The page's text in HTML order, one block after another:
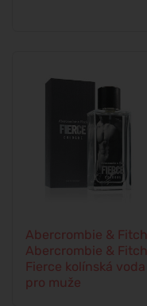
Abercrombie & Fitch
Abercrombie & Fitch
Fierce kolínská voda
pro muže